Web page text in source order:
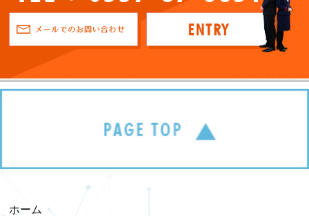
2025年10月 (3)
2025年09月 (1)
2025年07月 (1)
2025年06月 (3)
ホーム